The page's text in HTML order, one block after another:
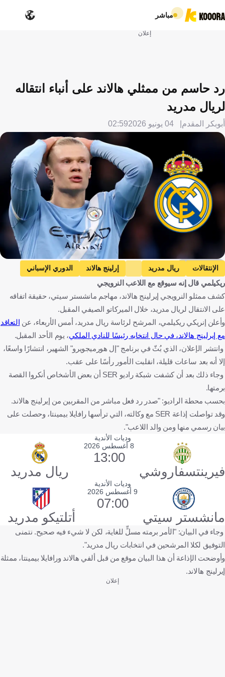
مباشر
إعلان
رد حاسم من ممثلي هالاند على أنباء انتقاله
لريال مدريد
أبوبكر المقدم 04 يونيو 2026 02:59
Getty Images
الإنتقالات ريال مدريد إرلينج هالاند
الدوري الإسباني
الدوري الإنجليزي الممتاز
مانشستر سيتي
إنجلترا
كرة قدم
ريكيلمي قال إنه سيوقع مع اللاعب النرويجي
كشف ممثلو النرويجي إيرلينج هالاند، مهاجم مانشستر سيتي، حقيقة اتفاقه
على الانتقال لريال مدريد، خلال الميركاتو الصيفي المقبل.
وأعلن إنريكي ريكيلمي، المرشح لرئاسة ريال مدريد، أمس الأربعاء، عن التعاقد
مع إيرلينج هالاند، في حال انتخابه رئيسًا للنادي الملكي، يوم الأحد المقبل.
وانتشر الإعلان، الذي بُثّ في برنامج "إل هورميجويرو" الشهير، انتشارًا واسعًا،
إلا أنه بعد ساعات قليلة، انقلبت الأمور رأسًا على عقب.
وجاء ذلك بعد أن كشفت شبكة راديو SER أن بعض الأشخاص أنكروا القصة
برمتها.
بحسب محطة الراديو: "صدر رد فعل مباشر من المقربين من إيرلينج هالاند.
وقد تواصلت إذاعة SER مع وكالته، التي ترأسها رافايلا بيمينتا، وحصلت على
بيان رسمي منها ومن والد اللاعب".
وديات الأندية
فيرينتسفاروشي
8 أغسطس 2026
13:00
ريال مدريد
وديات الأندية
مانشستر سيتي
9 أغسطس 2026
07:00
أتلتيكو مدريد
وجاء في البيان: "الأمر برمته مسلٍّ للغاية، لكن لا شيء فيه صحيح. نتمنى
التوفيق لكلا المرشحين في انتخابات ريال مدريد".
وأوضحت الإذاعة أن هذا البيان موقع من قبل ألفي هالاند ورافايلا بيمينتا، ممثلة
إيرلينج هالاند.
إعلان